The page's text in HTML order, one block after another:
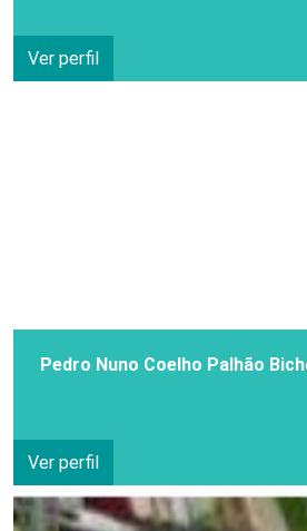
Ver perfil
Pedro Nuno Coelho Palhão
Ver perfil